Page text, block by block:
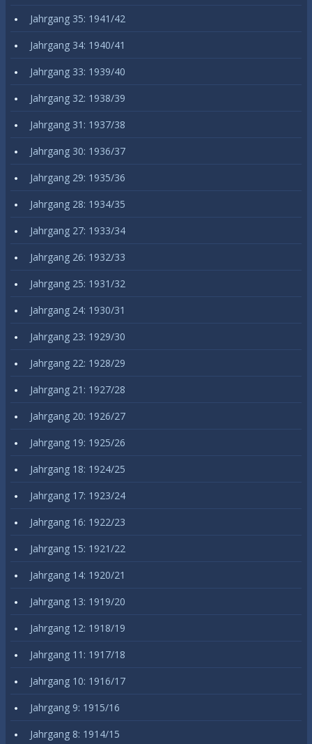
Jahrgang 35: 1941/42
Jahrgang 34: 1940/41
Jahrgang 33: 1939/40
Jahrgang 32: 1938/39
Jahrgang 31: 1937/38
Jahrgang 30: 1936/37
Jahrgang 29: 1935/36
Jahrgang 28: 1934/35
Jahrgang 27: 1933/34
Jahrgang 26: 1932/33
Jahrgang 25: 1931/32
Jahrgang 24: 1930/31
Jahrgang 23: 1929/30
Jahrgang 22: 1928/29
Jahrgang 21: 1927/28
Jahrgang 20: 1926/27
Jahrgang 19: 1925/26
Jahrgang 18: 1924/25
Jahrgang 17: 1923/24
Jahrgang 16: 1922/23
Jahrgang 15: 1921/22
Jahrgang 14: 1920/21
Jahrgang 13: 1919/20
Jahrgang 12: 1918/19
Jahrgang 11: 1917/18
Jahrgang 10: 1916/17
Jahrgang 9: 1915/16
Jahrgang 8: 1914/15